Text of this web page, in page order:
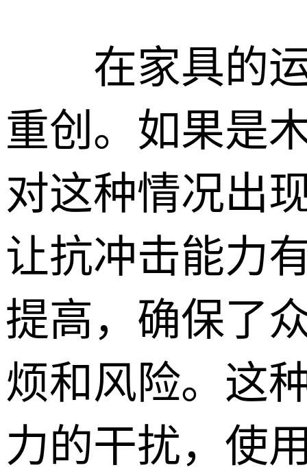
在家具的运
重创。如果是
对这种情况出
让抗冲击能力
提高，确保了
烦和风险。这
力的干扰，使